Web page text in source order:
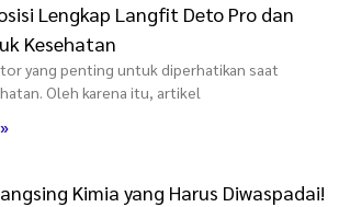
Lengkap Langfit Deto Pro dan
Kesehatan
yang penting untuk diperhatikan saat
Oleh karena itu, artikel
Kimia yang Harus Diwaspadai!